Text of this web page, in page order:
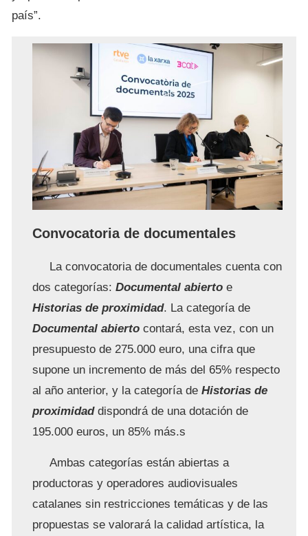
país”.
Convocatoria de documentales
La convocatoria de documentales cuenta con
dos categorías: Documental abierto e
Historias de proximidad. La categoría de
Documental abierto contará, esta vez, con un
presupuesto de 275.000 euro, una cifra que
supone un incremento de más del 65% respecto
al año anterior, y la categoría de Historias de
proximidad dispondrá de una dotación de
195.000 euros, un 85% más.s
Ambas categorías están abiertas a
productoras y operadores audiovisuales
catalanes sin restricciones temáticas y de las
propuestas se valorará la calidad artística, la